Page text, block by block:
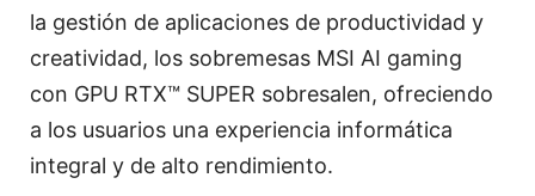
la gestión de aplicaciones de productividad y
creatividad, los sobremesas MSI AI gaming
con GPU RTX™ SUPER sobresalen, ofreciendo
a los usuarios una experiencia informática
integral y de alto rendimiento.